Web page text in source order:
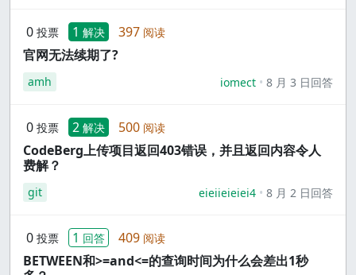
0 投票 1 解决 397 阅读
官网无法续期了?
amh iomect 8 月 3 日回答
0 投票 2 解决 500 阅读
CodeBerg上传项目返回403错误，并且返回内容令人
费解？
git eieiieieiei4 8 月 2 日回答
0 投票 1 回答 409 阅读
BETWEEN和>=and<=的查询时间为什么会差出1秒